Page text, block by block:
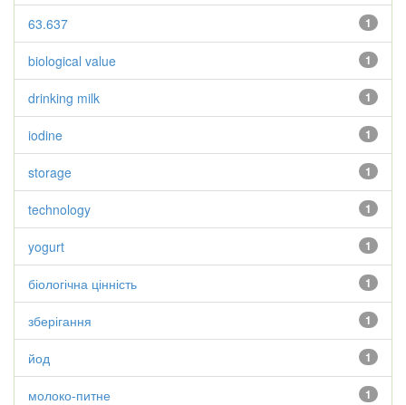
1
63.637
1
biological value
1
drinking milk
1
iodine
1
storage
1
technology
1
yogurt
1
біологічна цінність
1
зберігання
1
йод
1
молоко-питне